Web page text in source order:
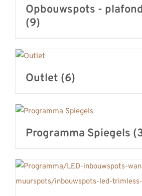
Opbouwspots -
(9)
Outlet (6)
Programma Spiegels